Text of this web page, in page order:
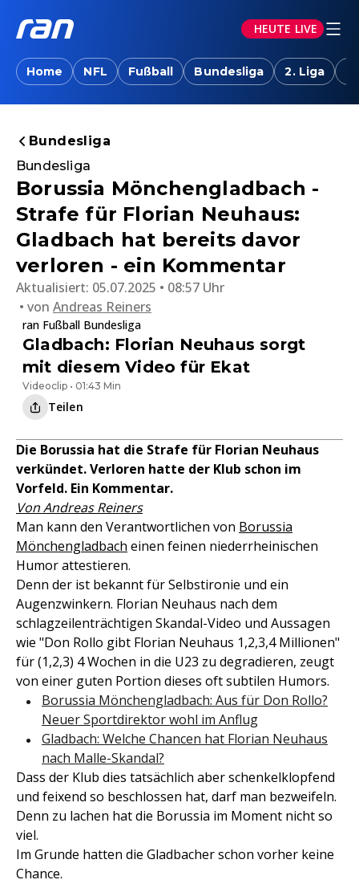
HEUTE LIVE
Home NFL Fußball Bundesliga 2. Liga
Bundesliga
Bundesliga
Borussia Mönchengladbach -
Strafe für Florian Neuhaus:
Gladbach hat bereits davor
verloren - ein Kommentar
Aktualisiert: 05.07.2025 • 08:57 Uhr
von Andreas Reiners
ran Fußball Bundesliga
Gladbach: Florian Neuhaus sorgt
mit diesem Video für Ekat
Videoclip • 01:43 Min
Teilen
Die Borussia hat die Strafe für Florian Neuhaus
verkündet. Verloren hatte der Klub schon im
Vorfeld. Ein Kommentar.
Von Andreas Reiners
Man kann den Verantwortlichen von Borussia
Mönchengladbach einen feinen niederrheinischen
Humor attestieren.
Denn der ist bekannt für Selbstironie und ein
Augenzwinkern. Florian Neuhaus nach dem
schlagzeilenträchtigen Skandal-Video und Aussagen
wie "Don Rollo gibt Florian Neuhaus 1,2,3,4 Millionen"
für (1,2,3) 4 Wochen in die U23 zu degradieren, zeugt
von einer guten Portion dieses oft subtilen Humors.
Borussia Mönchengladbach: Aus für Don Rollo?
Neuer Sportdirektor wohl im Anflug
Gladbach: Welche Chancen hat Florian Neuhaus
nach Malle-Skandal?
Dass der Klub dies tatsächlich aber schenkelklopfend
und feixend so beschlossen hat, darf man bezweifeln.
Denn zu lachen hat die Borussia im Moment nicht so
viel.
Im Grunde hatten die Gladbacher schon vorher keine
Chance.